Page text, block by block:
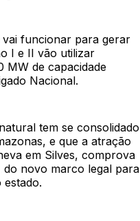
funcionar para gerar
I e II vão utilizar
MW de capacidade
Nacional.
tem se consolidado
e que a atração
em Silves, comprova
do novo marco legal para